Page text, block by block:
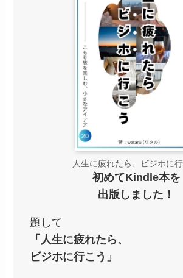
人生に疲れたら、ビジホに
初めてKindle本を
出版しました！
題して
「人生に疲れたら、
ビジホに行こう」